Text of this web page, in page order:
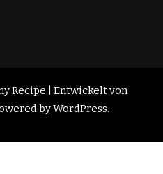
Recipe | Entwickelt von
byWordPress.